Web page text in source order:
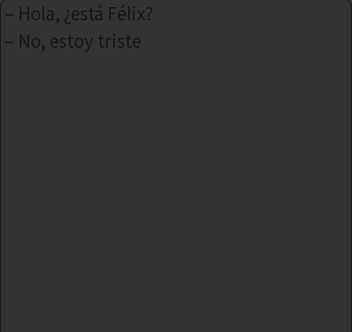
– Hola, ¿está Félix?
– No, estoy triste